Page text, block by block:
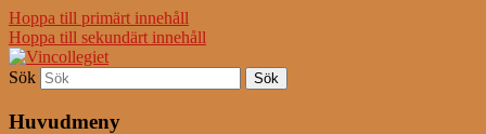
Hoppa till primärt innehåll
Hoppa till sekundärt innehåll
Vincollegiet
Sök
Huvudmeny